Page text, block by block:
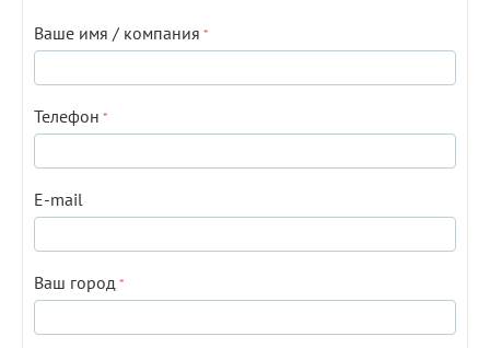
Ваше имя / компания
Телефон
E-mail
Ваш город